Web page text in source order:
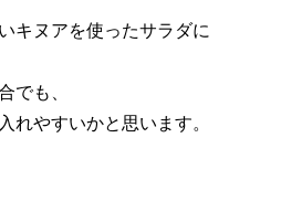
キヌアを使ったサラダに
でも、
れやすいかと思います。